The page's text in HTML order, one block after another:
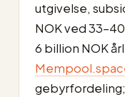
utgivelse,
NOK ved
6 billion NOK